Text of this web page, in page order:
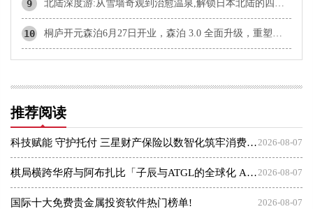
9
10
推荐阅读
2026-08-07
科技赋能 守护托付 三星财产保险以数智化筑牢消费者权益保护屏障
2026-08-07
棋局横跨华府与阿布扎比「子辰与ATGL的全球化 AI 资本突围战」
2026-08-07
国际十大免费贵金属投资软件热门榜单!